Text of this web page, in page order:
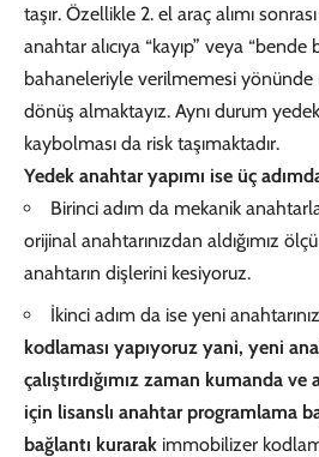
taşır. Özellikle 2. el araç alımı
anahtar alıcıya “kayıp” veya “bende
bahaneleriyle verilmemesi
dönüş almaktayız. Aynı durum
kaybolması da risk taşımaktadır.
Yedek anahtar yapımı ise üç
Birinci adım da mekanik
orijinal anahtarınızdan aldığımız
anahtarın dişlerini kesiyoruz.
İkinci adım da ise yeni
kodlaması yapıyoruz yani, yeni
çalıştırdığımız zaman kumanda ve
için lisanslı anahtar programlama
bağlantı kurarak immobilizer